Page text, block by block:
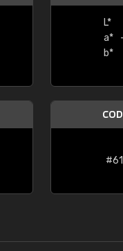
L*
a*
b*
palettes de couleurs:
comprend pas qui est
bien passé et le produit